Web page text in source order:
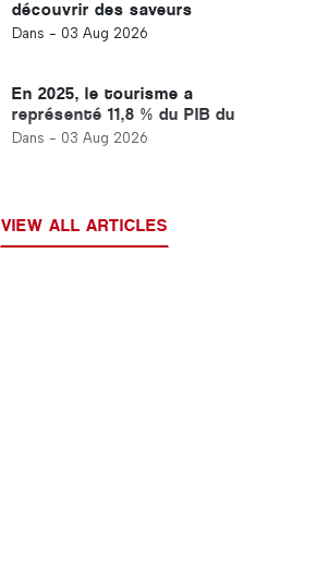
découvrir des saveurs
internationales à Albufeira, en
Dans - 03 Aug 2026
En 2025, le tourisme a
représenté 11,8 % du PIB du
Portugal
Dans - 03 Aug 2026
VIEW ALL ARTICLES